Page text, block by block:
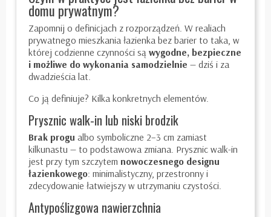
domu prywatnym?
Zapomnij o definicjach z rozporządzeń. W realiach
prywatnego mieszkania łazienka bez barier to taka, w
której codzienne czynności są wygodne, bezpieczne
i możliwe do wykonania samodzielnie — dziś i za
dwadzieścia lat.
Co ją definiuje? Kilka konkretnych elementów.
Prysznic walk-in lub niski brodzik
Brak progu albo symboliczne 2–3 cm zamiast
kilkunastu — to podstawowa zmiana. Prysznic walk-in
jest przy tym szczytem nowoczesnego designu
łazienkowego: minimalistyczny, przestronny i
zdecydowanie łatwiejszy w utrzymaniu czystości.
Antypoślizgowa nawierzchnia